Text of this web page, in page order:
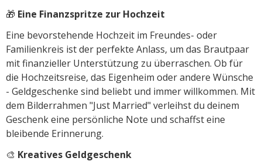
🎁 Eine Finanzspritze zur Hochzeit
Eine bevorstehende Hochzeit im Freundes- oder
Familienkreis ist der perfekte Anlass, um das Brautpaar
mit finanzieller Unterstützung zu überraschen. Ob für
die Hochzeitsreise, das Eigenheim oder andere Wünsche
- Geldgeschenke sind beliebt und immer willkommen. Mit
dem Bilderrahmen "Just Married" verleihst du deinem
Geschenk eine persönliche Note und schaffst eine
bleibende Erinnerung.
🎨 Kreatives Geldgeschenk